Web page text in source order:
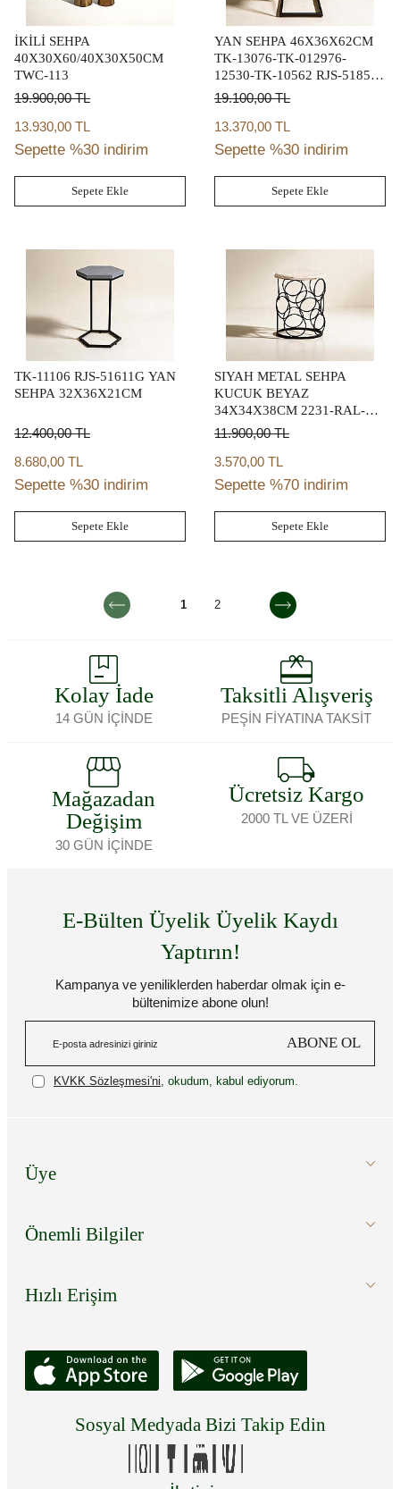
İKİLİ SEHPA
40X30X60/40X30X50CM
TWC-113
19.900,00TL
13.930,00 TL
Sepette %30 indirim
Sepete Ekle
YAN SEHPA 46X36X62CM
TK-13076-TK-012976-
12530-TK-10562 RJS-51858-
12365
19.100,00TL
13.370,00 TL
Sepette %30 indirim
Sepete Ekle
TK-11106 RJS-51611G YAN
SEHPA 32X36X21CM
12.400,00TL
8.680,00 TL
Sepette %30 indirim
Sepete Ekle
SIYAH METAL SEHPA
KUCUK BEYAZ
34X34X38CM 2231-RAL-
008576-TK-9044-12362
11.900,00TL
3.570,00 TL
Sepette %70 indirim
Sepete Ekle
1 2
Kolay İade
14 GÜN İÇİNDE
Taksitli Alışveriş
PEŞİN FİYATINA TAKSİT
Mağazadan
Değişim
30 GÜN İÇİNDE
Ücretsiz Kargo
2000 TL VE ÜZERİ
E-Bülten Üyelik Üyelik Kaydı
Yaptırın!
Kampanya ve yeniliklerden haberdar olmak için e-
bültenimize abone olun!
ABONE OL
KVKK Sözleşmesi'ni , okudum, kabul ediyorum.
Üye
Önemli Bilgiler
Hızlı Erişim
Sosyal Medyada Bizi Takip Edin